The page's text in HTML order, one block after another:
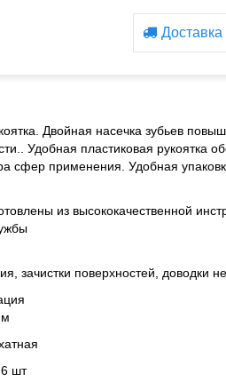
Доставка
Двойная насечка зубьев
Удобная пластиковая рукоятка
сфер применения. Удобная
из высококачественной
зачистки поверхностей, доводки
6 шт